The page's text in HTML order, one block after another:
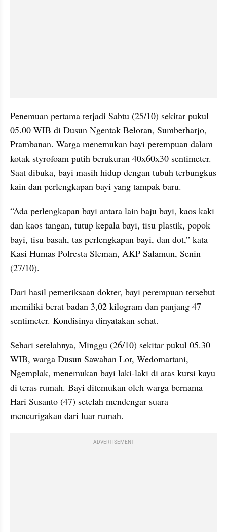
Penemuan pertama terjadi Sabtu (25/10) sekitar pukul
05.00 WIB di Dusun Ngentak Beloran, Sumberharjo,
Prambanan. Warga menemukan bayi perempuan dalam
kotak styrofoam putih berukuran 40x60x30 sentimeter.
Saat dibuka, bayi masih hidup dengan tubuh terbungkus
kain dan perlengkapan bayi yang tampak baru.
“Ada perlengkapan bayi antara lain baju bayi, kaos kaki
dan kaos tangan, tutup kepala bayi, tisu plastik, popok
bayi, tisu basah, tas perlengkapan bayi, dan dot,” kata
Kasi Humas Polresta Sleman, AKP Salamun, Senin
(27/10).
Dari hasil pemeriksaan dokter, bayi perempuan tersebut
memiliki berat badan 3,02 kilogram dan panjang 47
sentimeter. Kondisinya dinyatakan sehat.
Sehari setelahnya, Minggu (26/10) sekitar pukul 05.30
WIB, warga Dusun Sawahan Lor, Wedomartani,
Ngemplak, menemukan bayi laki-laki di atas kursi kayu
di teras rumah. Bayi ditemukan oleh warga bernama
Hari Susanto (47) setelah mendengar suara
mencurigakan dari luar rumah.
ADVERTISEMENT